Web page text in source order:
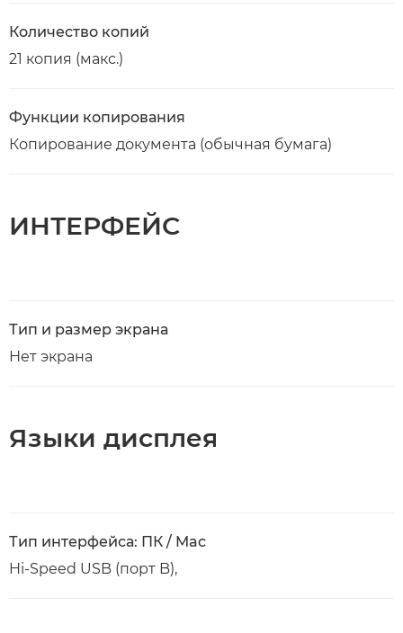
Количество копий
21 копия (макс.)
Функции копирования
Копирование документа (обычная бумага)
ИНТЕРФЕЙС
Тип и размер экрана
Нет экрана
Языки дисплея
Тип интерфейса: ПК / Mac
Hi-Speed USB (порт B),